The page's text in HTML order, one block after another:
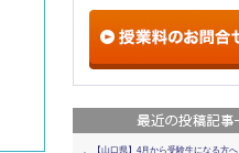
【山口県】4月から受験生になる方へ